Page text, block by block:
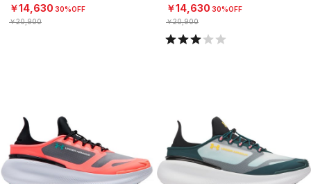
￥14,630 30%OFF
￥20,900
￥14,630 30%OFF
￥20,900